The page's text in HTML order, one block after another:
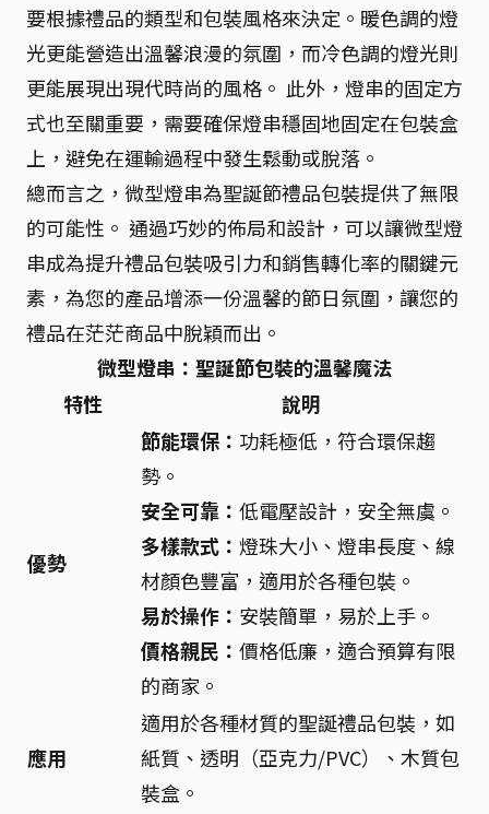
要根據禮品的類型和包裝風格來決定。暖色調的燈
光更能營造出溫馨浪漫的氛圍，而冷色調的燈光則
更能展現出現代時尚的風格。 此外，燈串的固定方
式也至關重要，需要確保燈串穩固地固定在包裝盒
上，避免在運輸過程中發生鬆動或脫落。
總而言之，微型燈串為聖誕節禮品包裝提供了無限
的可能性。 通過巧妙的佈局和設計，可以讓微型燈
串成為提升禮品包裝吸引力和銷售轉化率的關鍵元
素，為您的產品增添一份溫馨的節日氛圍，讓您的
禮品在茫茫商品中脫穎而出。
微型燈串：聖誕節包裝的溫馨魔法
特性
說明
優勢
節能環保： 功耗極低，符合環保趨
勢。
安全可靠： 低電壓設計，安全無虞。
多樣款式： 燈珠大小、燈串長度、線
材顏色豐富，適用於各種包裝。
易於操作： 安裝簡單，易於上手。
價格親民： 價格低廉，適合預算有限
的商家。
應用
適用於各種材質的聖誕禮品包裝，如
紙質、透明（亞克力/PVC）、木質包
裝盒。